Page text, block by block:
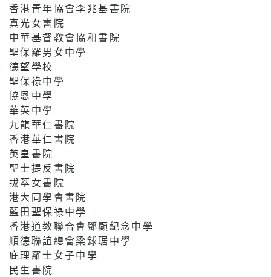
香港青年協會李兆基書院
真光女書院
中華基督教會協和書院
聖保羅男女中學
德望學校
聖保祿中學
協恩中學
華英中學
九龍華仁書院
香港華仁書院
英皇書院
聖士提反書院
拔萃女書院
港大同學會書院
藍田聖保祿中學
香港道教聯合會鄧顯紀念中學
順德聯誼總會梁銶琚中學
庇理羅士女子中學
民生書院